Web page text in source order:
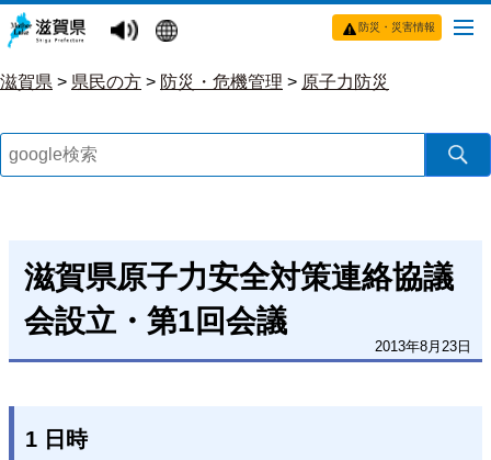
防災・災害情報
滋賀県 > 県民の方 > 防災・危機管理 > 原子力防災
滋賀県原子力安全対策連絡協議
会設立・第1回会議
2013年8月23日
1 日時